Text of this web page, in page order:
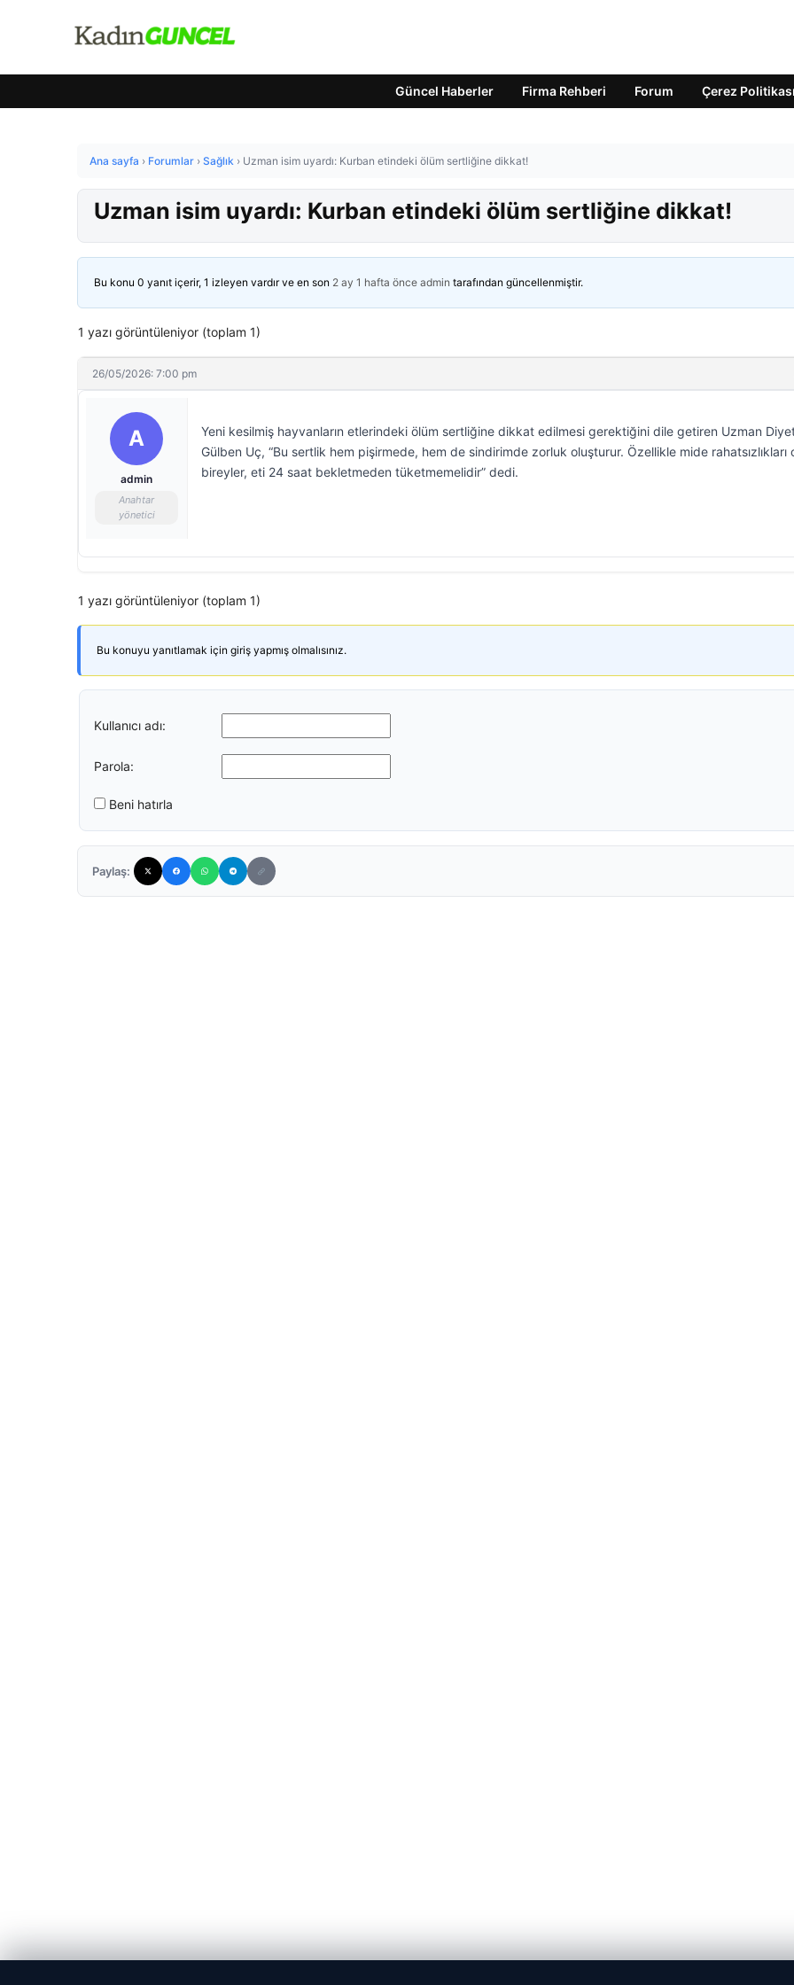
Güncel Haberler Firma Rehberi Forum Çerez Politikası
Ana sayfa › Forumlar › Sağlık › Uzman isim uyardı: Kurban etindeki ölüm sertliğine dikkat!
Uzman isim uyardı: Kurban etindeki ölüm sertliğine dikkat!
Bu konu 0 yanıt içerir, 1 izleyen vardır ve en son 2 ay 1 hafta önce admin tarafından güncellenmiştir.
1 yazı görüntüleniyor (toplam 1)
26/05/2026: 7:00 pm
A
admin
Anahtar
yönetici
Yeni kesilmiş hayvanların etlerindeki ölüm sertliğine dikkat edilmesi gerektiğini dile getiren Uzman
Gülben Uç, “Bu sertlik hem pişirmede, hem de sindirimde zorluk oluşturur. Özellikle mide rahatsızlıkları
bireyler, eti 24 saat bekletmeden tüketmemelidir” dedi.
1 yazı görüntüleniyor (toplam 1)
Bu konuyu yanıtlamak için giriş yapmış olmalısınız.
Kullanıcı adı:
Parola:
Beni hatırla
Paylaş: